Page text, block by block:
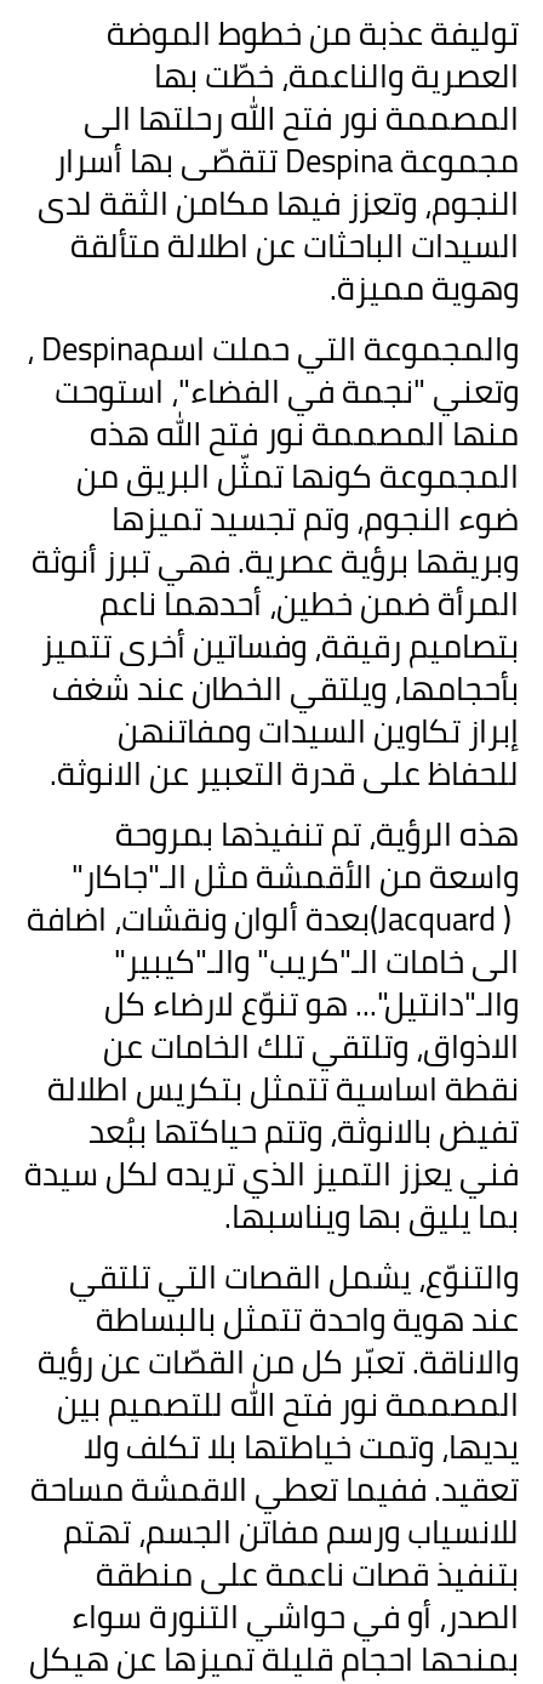
توليفة عذبة من خطوط الموضة
العصرية والناعمة، خطّت بها
المصممة نور فتح الله رحلتها الى
مجموعةDespinaتتقصّى بها أسرار
النجوم، وتعزز فيها مكامن الثقة لدى
السيدات الباحثات عن اطلالة متألقة
وهوية مميزة.
والمجموعة التي حملت اسمDespina،
وتعني "نجمة في الفضاء"، استوحت
منها المصممة نور فتح الله هذه
المجموعة كونها تمثّل البريق من
ضوء النجوم، وتم تجسيد تميزها
وبريقها برؤية عصرية. فهي تبرز أنوثة
المرأة ضمن خطين، أحدهما ناعم
بتصاميم رقيقة، وفساتين أخرى تتميز
بأحجامها، ويلتقي الخطان عند شغف
إبراز تكاوين السيدات ومفاتنهن
للحفاظ على قدرة التعبير عن الانوثة.
هذه الرؤية، تم تنفيذها بمروحة
واسعة من الأقمشة مثل الـ"جاكار"
(Jacquard )بعدة ألوان ونقشات، اضافة
الى خامات الـ"كريب" والـ"كيبير"
والـ"دانتيل"... هو تنوّع لارضاء كل
الاذواق، وتلتقي تلك الخامات عن
نقطة اساسية تتمثل بتكريس اطلالة
تفيض بالانوثة، وتتم حياكتها ببُعد
فني يعزز التميز الذي تريده لكل سيدة
بما يليق بها ويناسبها.
والتنوّع، يشمل القصات التي تلتقي
عند هوية واحدة تتمثل بالبساطة
والاناقة. تعبّر كل من القصّات عن رؤية
المصممة نور فتح الله للتصميم بين
يديها، وتمت خياطتها بلا تكلف ولا
تعقيد. ففيما تعطي الاقمشة مساحة
للانسياب ورسم مفاتن الجسم، تهتم
بتنفيذ قصات ناعمة على منطقة
الصدر، أو في حواشي التنورة سواء
بمنحها احجام قليلة تميزها عن هيكل